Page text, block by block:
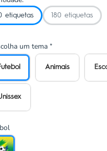
etiquetas 180 etiquetas
um tema *
Animais